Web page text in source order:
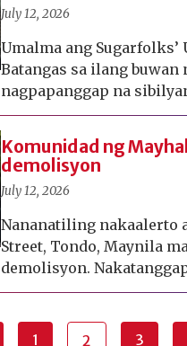
July 12, 2026
Umalma ang
Batangas sa ilang
nagpapanggap na
Komunidad ng
demolisyon
July 12, 2026
Nananatiling nakaalerto
Street, Tondo, Maynila
demolisyon.
1 2 3